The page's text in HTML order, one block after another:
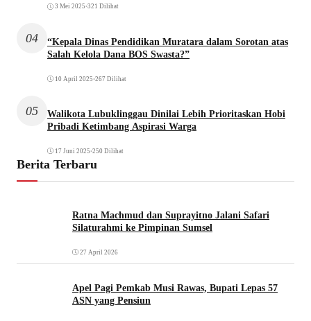
3 Mei 2025 •321 Dilihat
04
“Kepala Dinas Pendidikan Muratara dalam Sorotan atas
Salah Kelola Dana BOS Swasta?”
10 April 2025 •267 Dilihat
05
Walikota Lubuklinggau Dinilai Lebih Prioritaskan Hobi
Pribadi Ketimbang Aspirasi Warga
17 Juni 2025 •250 Dilihat
Berita Terbaru
Ratna Machmud dan Suprayitno Jalani Safari
Silaturahmi ke Pimpinan Sumsel
27 April 2026
Apel Pagi Pemkab Musi Rawas, Bupati Lepas 57
ASN yang Pensiun